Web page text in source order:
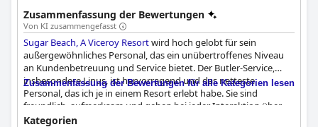
Zusammenfassung der Bewertungen
Von KI zusammengefasst
Sugar Beach, A Viceroy Resortwird hoch gelobt für sein
außergewöhnliches Personal, das ein unübertroffenes Niveau
an Kundenbetreuung und Service bietet. Der Butler-Service,
insbesondere Linus, ist hervorragend und das netteste
Personal, das ich je in einem Resort erlebt habe. Sie sind
freundlich, aufmerksam und gehen bei jeder Interaktion über
sich hinaus. Obwohl einige Gäste am ersten Tag kleinere
Zusammenfassung der Bewertungen für alle Kategorien lesen
Kategorien